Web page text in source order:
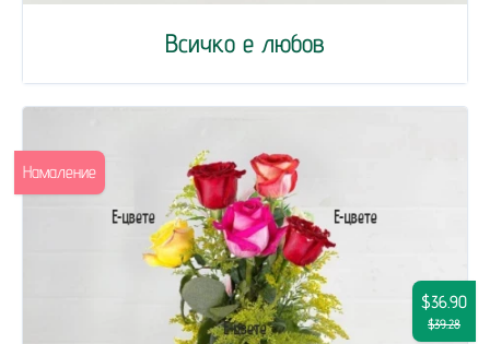
Всичко е любов
$36.90
$39.28
Намаление